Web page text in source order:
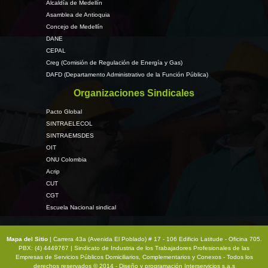
Alcaldía de Medellín
Asamblea de Antioquia
Concejo de Medellín
DANE
CEPAL
Creg (Comisión de Regulación de Energía y Gas)
DAFD (Departamento Administrativo de la Función Pública)
Organizaciones Sindicales
Pacto Global
SINTRAELECOL
SINTRAEMSDES
OIT
ONU Colombia
Acrip
CUT
CGT
Escuela Nacional sindical
Mapa del Sitio | Carrera 43a (Avenida El Poblado) # 17 - 106 Edificio Latitude - Oficina 705.
PBX: (4) 4449767 | Sindicato de Industria de los Trabajadores Profesionales de las
Empresas de Servicios Públicos Domiciliarios, Complementarios y Conexos - Todos los
derechos reservados © 2014 - Diseño y programación Interservicios s.a.s